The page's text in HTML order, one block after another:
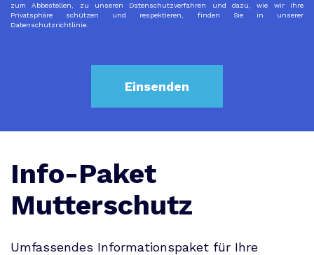
zum Abbestellen, zu unseren Datenschutzverfahren und dazu, wie wir Ihre
Privatsphäre schützen und respektieren, finden Sie in unserer
Datenschutzrichtlinie.
Info-Paket
Mutterschutz
Umfassendes Informationspaket für Ihre